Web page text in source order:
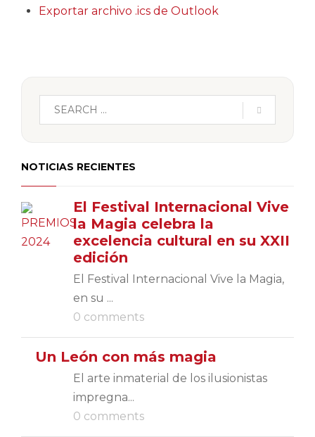
Exportar archivo .ics de Outlook
NOTICIAS RECIENTES
El Festival Internacional Vive
la Magia celebra la
excelencia cultural en su XXII
edición
El Festival Internacional Vive la Magia,
en su ...
0 comments
Un León con más magia
El arte inmaterial de los ilusionistas
impregna...
0 comments